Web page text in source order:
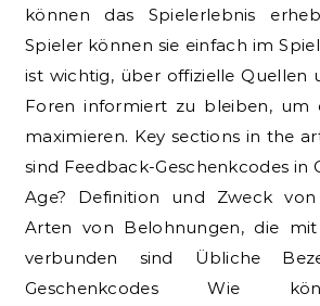
können das Spielerlebnis
Spieler können sie einfach im
ist wichtig, über offizielle Quellen
Foren informiert zu bleiben, um
maximieren. Key sections in the
sind Feedback-Geschenkcodes in
Age? Definition und Zweck von
Arten von Belohnungen, die mit
verbunden sind Übliche
Geschenkcodes Wie